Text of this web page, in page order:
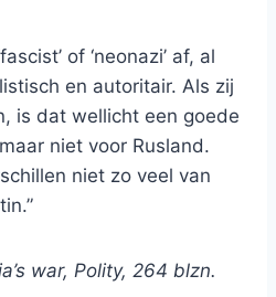
of ‘neonazi’ af, al
en autoritair. Als zij
is dat wellicht een goede
niet voor Rusland.
niet zo veel van
war, Polity, 264 blzn.